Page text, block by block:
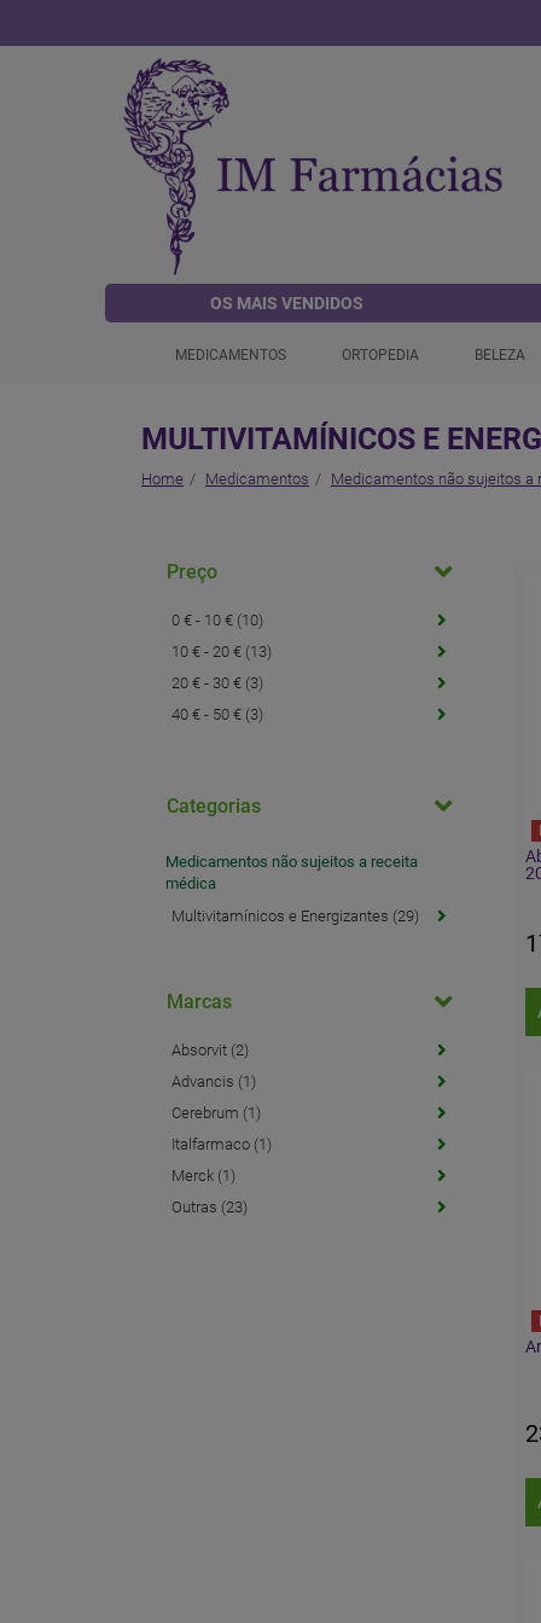
OS MAIS VENDIDOS
MEDICAMENTOS ORTOPEDIA BELEZA
MULTIVITAMÍNICOS E
Home Medicamentos Medicamentos não sujeitos a
Preço
0 € - 10 € (10)
10 € - 20 € (13)
20 € - 30 € (3)
40 € - 50 € (3)
Categorias
Medicamentos não sujeitos a receita
médica
Multivitamínicos e Energizantes (29)
Marcas
Absorvit (2)
Advancis (1)
Cerebrum (1)
Italfarmaco (1)
Merck (1)
Outras (23)